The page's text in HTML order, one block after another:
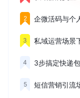
2
3
4
5